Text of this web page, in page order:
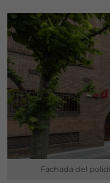
Fachada del